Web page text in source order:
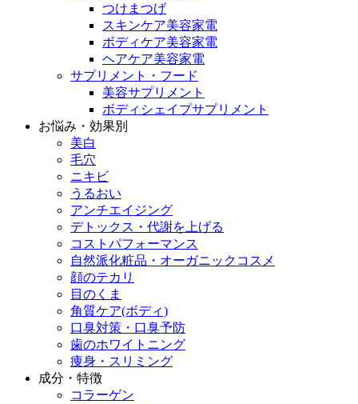
つけまつげ
スキンケア美容家電
ボディケア美容家電
ヘアケア美容家電
サプリメント・フード
美容サプリメント
ボディシェイプサプリメント
お悩み・効果別
美白
毛穴
ニキビ
うるおい
アンチエイジング
デトックス・代謝を上げる
コストパフォーマンス
自然派化粧品・オーガニックコスメ
顔のテカリ
目のくま
角質ケア(ボディ)
口臭対策・口臭予防
歯のホワイトニング
痩身・スリミング
成分・特徴
コラーゲン